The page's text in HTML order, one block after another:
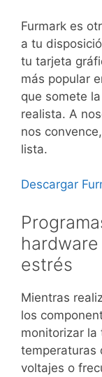
Furmark es
a tu
tu tarjeta
más popular
que somete
realista. A
nos
lista.
Descargar
estrés
Mientras
los
monitorizar la
temperaturas
voltajes o